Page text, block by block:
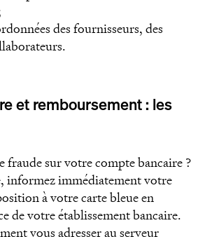
des fournisseurs, des
et remboursement : les
fraude sur votre compte bancaire ?
informez immédiatement votre
à votre carte bleue en
de votre établissement bancaire.
vous adresser au serveur